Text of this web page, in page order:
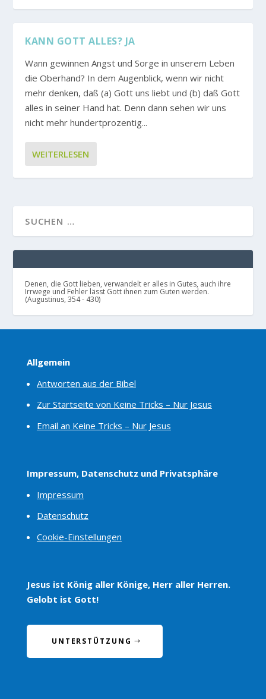
KANN GOTT ALLES? JA
Wann gewinnen Angst und Sorge in unserem Leben
die Oberhand? In dem Augenblick, wenn wir nicht
mehr denken, daß (a) Gott uns liebt und (b) daß Gott
alles in seiner Hand hat. Denn dann sehen wir uns
nicht mehr hundertprozentig...
WEITERLESEN
Denen, die Gott lieben, verwandelt er alles in Gutes, auch ihre
Irrwege und Fehler lässt Gott ihnen zum Guten werden.
(Augustinus, 354 - 430)
Allgemein
Antworten aus der Bibel
Zur Startseite von Keine Tricks – Nur Jesus
Email an Keine Tricks – Nur Jesus
Impressum, Datenschutz und Privatsphäre
Impressum
Datenschutz
Cookie-Einstellungen
Jesus ist König aller Könige, Herr aller Herren.
Gelobt ist Gott!
UNTERSTÜTZUNG